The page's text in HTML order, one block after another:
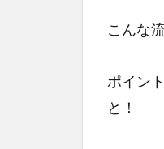
婦の
し】
掃除
は
こんな
ポイント
と！